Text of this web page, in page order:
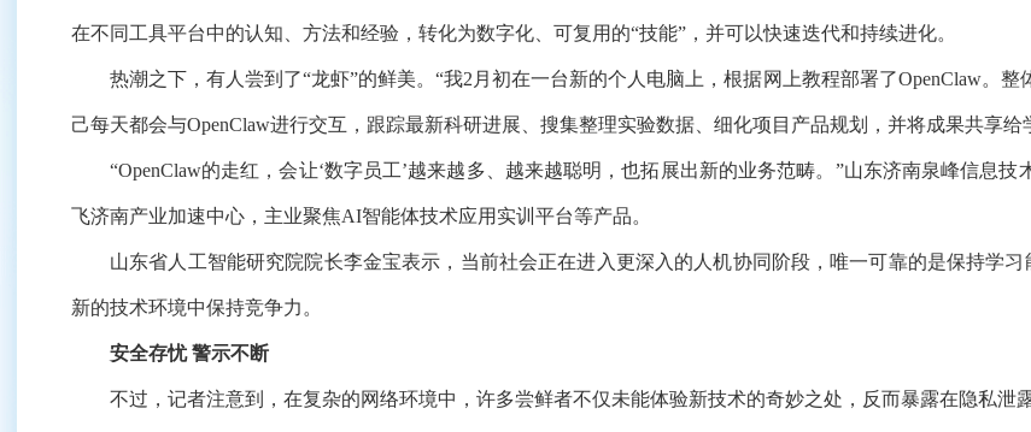
在不同工具平台中的认知、方法和经验，转化为数字化、可复用的“技能”，并可以快速迭代和持续进化。
热潮之下，有人尝到了“龙虾”的鲜美。“我2月初在一台新的个人电脑上，根据网上教程部署了OpenClaw。整
己每天都会与OpenClaw进行交互，跟踪最新科研进展、搜集整理实验数据、细化项目产品规划，并将成果共享给
“OpenClaw的走红，会让‘数字员工’越来越多、越来越聪明，也拓展出新的业务范畴。”山东济南泉峰信息技
飞济南产业加速中心，主业聚焦AI智能体技术应用实训平台等产品。
山东省人工智能研究院院长李金宝表示，当前社会正在进入更深入的人机协同阶段，唯一可靠的是保持学习
新的技术环境中保持竞争力。
安全存忧 警示不断
不过，记者注意到，在复杂的网络环境中，许多尝鲜者不仅未能体验新技术的奇妙之处，反而暴露在隐私泄露